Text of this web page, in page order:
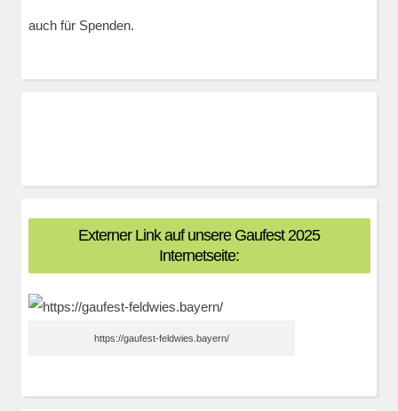
auch für Spenden.
Externer Link auf unsere Gaufest 2025
Internetseite:
https://gaufest-feldwies.bayern/